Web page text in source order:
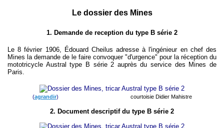
Le dossier des Mines
1. Demande de reception du type B série 2
Le 8 février 1906, Édouard Cheilus adresse à l'ingénieur en chef des
Mines la demande de le faire convoquer "d'urgence" pour la réception du
mototricycle Austral type B série 2 auprès du service des Mines de
Paris.
(agrandir) courtoisie Didier Mahistre
2. Document descriptif du type B série 2